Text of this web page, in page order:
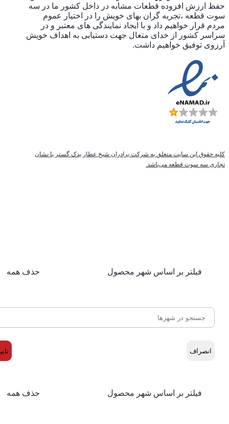
حفظ ارزش افزوده قطعات مشابه در داخل کشور ما در سه
سوت قطعه ،تجربه گران بهای خویش را در اختیار عموم
مردم قرار خواهیم داد و با ایجاد نمایندگی های معتبر و در
سراسر کشور از خدای متعال جهت دستیابی به اهداف خویش
آرزوی توفیق خواهیم داشت.
کلیه حقوق این سایت متعلق به شرکت برادران شیخ عطار یدک گستر با نشان
تجاری سه سوت قطعه می‌باشد.
فیلتر بر اساس شهر محصول حذف همه
انصراف
فیلتر بر اساس شهر محصول حذف همه